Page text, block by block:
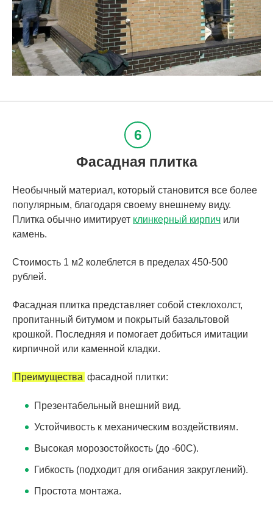
Фасадная плитка
Необычный материал, который становится все более
популярным, благодаря своему внешнему виду.
Плитка обычно имитирует клинкерный кирпич или
камень.
Стоимость 1 м2 колеблется в пределах 450-500
рублей.
Фасадная плитка представляет собой стеклохолст,
пропитанный битумом и покрытый базальтовой
крошкой. Последняя и помогает добиться имитации
кирпичной или каменной кладки.
Преимущества фасадной плитки:
Презентабельный внешний вид.
Устойчивость к механическим воздействиям.
Высокая морозостойкость (до -60С).
Гибкость (подходит для огибания закруглений).
Простота монтажа.